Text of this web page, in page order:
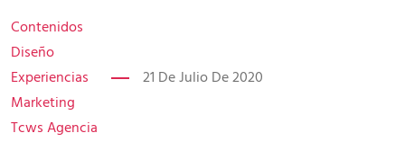
Contenidos
Diseño
Experiencias
Marketing
Tcws Agencia
21 De Julio De 2020